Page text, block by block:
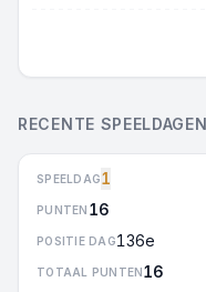
RECENTE SPEELDAGEN
SPEELDAG1
PUNTEN 16
POSITIE DAG136e
TOTAAL PUNTEN16